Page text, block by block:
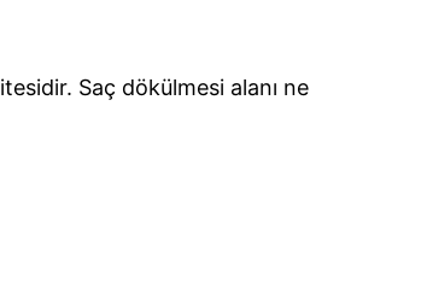
Saç dökülmesi alanı ne